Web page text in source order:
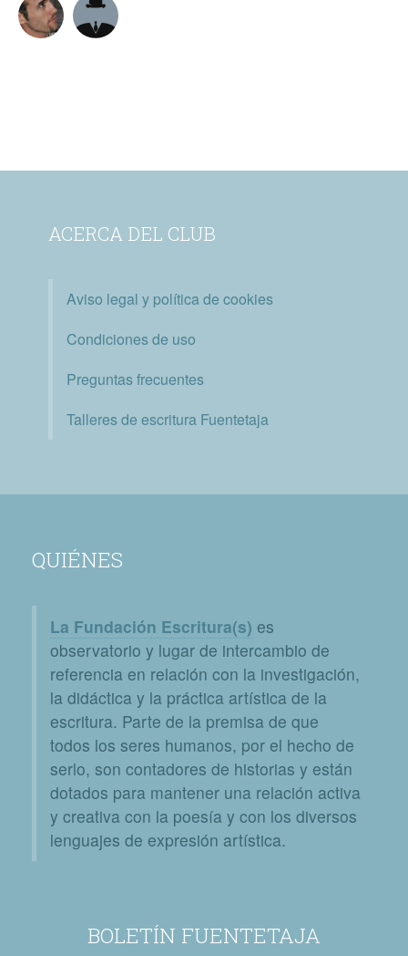
ACERCA DEL CLUB
Aviso legal y política de cookies
Condiciones de uso
Preguntas frecuentes
Talleres de escritura Fuentetaja
QUIÉNES
La Fundación Escritura(s) es
observatorio y lugar de intercambio de
referencia en relación con la investigación,
la didáctica y la práctica artística de la
escritura. Parte de la premisa de que
todos los seres humanos, por el hecho de
serlo, son contadores de historias y están
dotados para mantener una relación activa
y creativa con la poesía y con los diversos
lenguajes de expresión artística.
BOLETÍN FUENTETAJA